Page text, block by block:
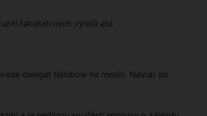
fakultativních výletů atd.
delegát Rainbow na místě). Návrat do